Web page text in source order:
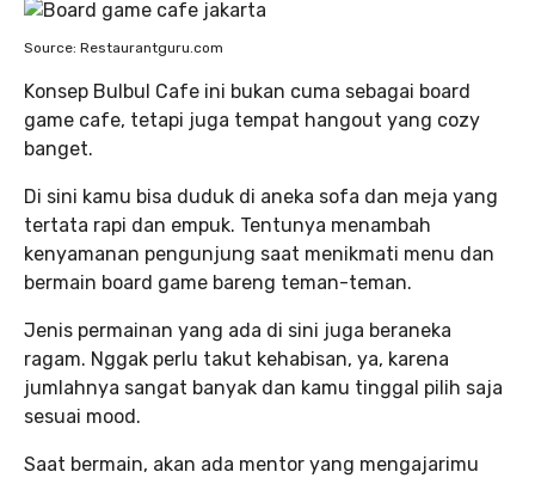
Source: Restaurantguru.com
Konsep Bulbul Cafe ini bukan cuma sebagai board
game cafe, tetapi juga tempat hangout yang cozy
banget.
Di sini kamu bisa duduk di aneka sofa dan meja yang
tertata rapi dan empuk. Tentunya menambah
kenyamanan pengunjung saat menikmati menu dan
bermain board game bareng teman-teman.
Jenis permainan yang ada di sini juga beraneka
ragam. Nggak perlu takut kehabisan, ya, karena
jumlahnya sangat banyak dan kamu tinggal pilih saja
sesuai mood.
Saat bermain, akan ada mentor yang mengajarimu